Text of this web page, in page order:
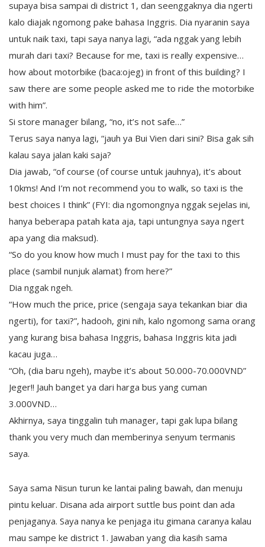
supaya bisa sampai di district 1, dan seenggaknya dia ngerti
kalo diajak ngomong pake bahasa Inggris. Dia nyaranin saya
untuk naik taxi, tapi saya nanya lagi, “ada nggak yang lebih
murah dari taxi? Because for me, taxi is really expensive…
how about motorbike (baca:ojeg) in front of this building? I
saw there are some people asked me to ride the motorbike
with him”.
Si store manager bilang, “no, it’s not safe…”
Terus saya nanya lagi, “jauh ya Bui Vien dari sini? Bisa gak sih
kalau saya jalan kaki saja?
Dia jawab, “of course (of course untuk jauhnya), it’s about
10kms! And I’m not recommend you to walk, so taxi is the
best choices I think” (FYI: dia ngomongnya nggak sejelas ini,
hanya beberapa patah kata aja, tapi untungnya saya ngert
apa yang dia maksud).
“So do you know how much I must pay for the taxi to this
place (sambil nunjuk alamat) from here?”
Dia nggak ngeh.
“How much the price, price (sengaja saya tekankan biar dia
ngerti), for taxi?”, hadooh, gini nih, kalo ngomong sama orang
yang kurang bisa bahasa Inggris, bahasa Inggris kita jadi
kacau juga…
“Oh, (dia baru ngeh), maybe it’s about 50.000-70.000VND”
Jeger!! Jauh banget ya dari harga bus yang cuman
3.000VND…
Akhirnya, saya tinggalin tuh manager, tapi gak lupa bilang
thank you very much dan memberinya senyum termanis
saya.
Saya sama Nisun turun ke lantai paling bawah, dan menuju
pintu keluar. Disana ada airport suttle bus point dan ada
penjaganya. Saya nanya ke penjaga itu gimana caranya kalau
mau sampe ke district 1. Jawaban yang dia kasih sama